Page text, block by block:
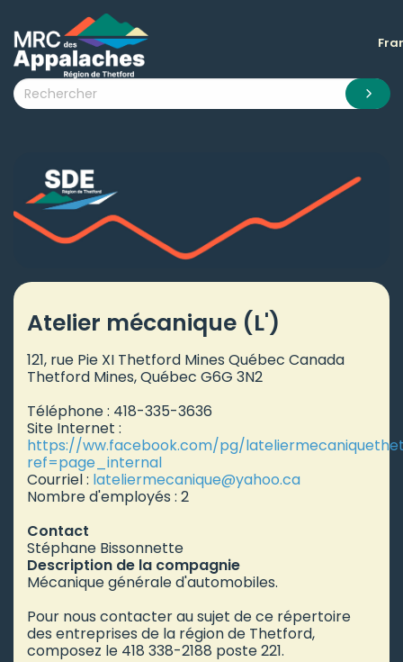
submenu (La MRC )
submenu (Citoyens )
submenu (Nouvelles )
submenu (Documentation )
Atelier mécanique (L')
121, rue Pie XI Thetford Mines Québec Canada
Thetford Mines, Québec G6G 3N2
Téléphone : 418-335-3636
Site Internet :
https://ww.facebook.com/pg/
ref=page_internal
Courriel : lateliermecanique@yahoo.ca
Nombre d'employés : 2
Contact
Stéphane Bissonnette
Description de la compagnie
Mécanique générale d'automobiles.
Pour nous contacter au sujet de ce répertoire
des entreprises de la région de Thetford,
composez le 418 338-2188 poste 221.